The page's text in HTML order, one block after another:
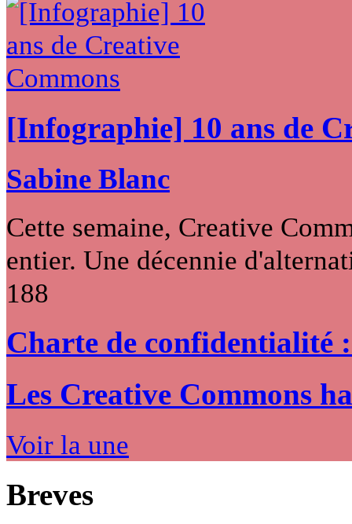
[Infographie] 10 ans de
Sabine Blanc
Cette semaine, Creative
entier. Une décennie
188
Charte de confidentialité
Les Creative Commons
Voir la une
Breves